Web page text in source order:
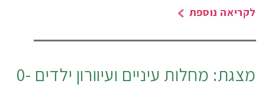
לקריאה נוספת
מצגת: מחלות עיניים ועיוורון ילדים 0-